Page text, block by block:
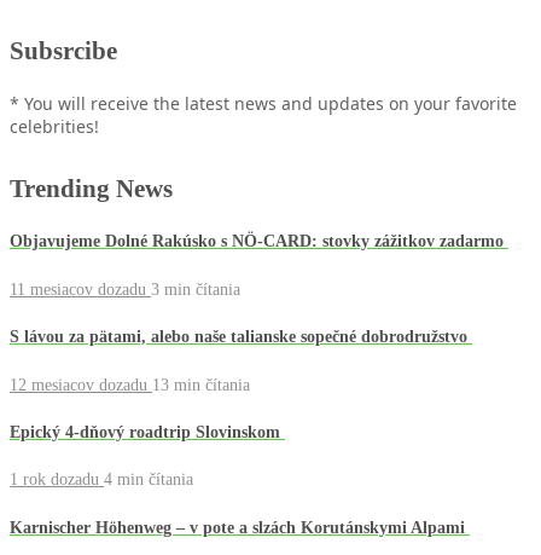
Subsrcibe
* You will receive the latest news and updates on your favorite
celebrities!
Trending News
Objavujeme Dolné Rakúsko s NÖ-CARD: stovky zážitkov zadarmo
11 mesiacov dozadu 3 min čítania
S lávou za pätami, alebo naše talianske sopečné dobrodružstvo
12 mesiacov dozadu 13 min čítania
Epický 4-dňový roadtrip Slovinskom
1 rok dozadu 4 min čítania
Karnischer Höhenweg – v pote a slzách Korutánskymi Alpami